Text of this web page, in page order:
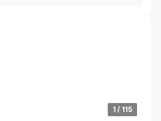
1 / 115